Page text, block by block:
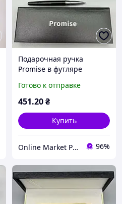
Подарочная ручка
Promise в футляре
клипом)
Готово к отправке
451.20₴
Купить
Online Market Plus 96%